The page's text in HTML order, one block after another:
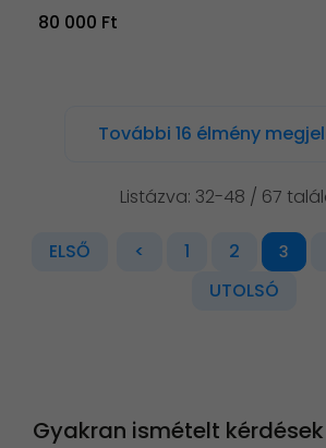
80 000 Ft
További 16 élmény
Listázva: 32-48 / 67
ELSŐ < 1 2 3
UTOLSÓ
Gyakran ismételt kérdések